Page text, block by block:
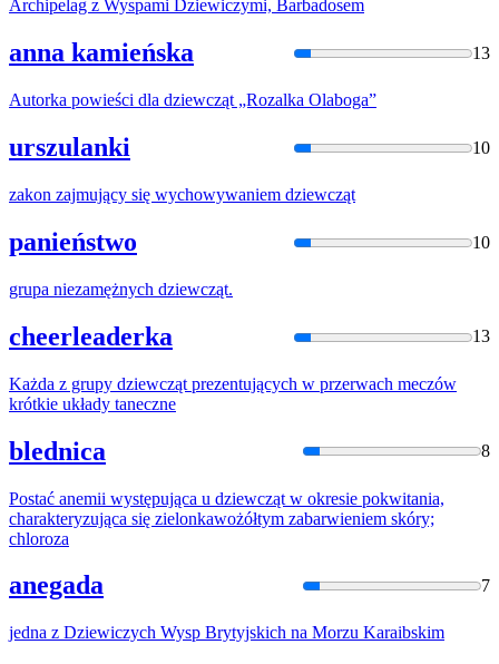
Archipelag z Wyspami Dziewiczymi, Barbadosem
anna kamieńska 13
Autorka powieści dla dziewcząt „Rozalka Olaboga”
urszulanki 10
zakon zajmujący się wychowywaniem dziewcząt
panieństwo 10
grupa niezamężnych dziewcząt.
cheerleaderka 13
Każda z grupy dziewcząt prezentujących w przerwach meczów
krótkie układy taneczne
blednica 8
Postać anemii występująca u dziewcząt w okresie pokwitania,
charakteryzująca się zielonkawożółtym zabarwieniem skóry;
chloroza
anegada 7
jedna z Dziewiczych Wysp Brytyjskich na Morzu Karaibskim